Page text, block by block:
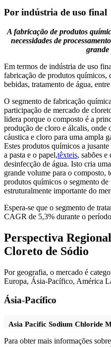
Por indústria de uso final
A fabricação de produtos
necessidades de
grande
Em termos de indústria de uso
fabricação de produtos químicos,
bebidas, tratamento de água,
O segmento de fabricação
participação de mercado de
lidera porque o composto é a
produção de cloro e álcalis, onde
cáustica e cloro para uma ampla
Estes produtos químicos a
a pasta e o papel,têxteis, sabões e
desinfecção de água. Isto cria
grande volume para o composto,
produtos químicos o segmento
estruturalmente importante do
Espera-se que o segmento de
CAGR de 5,3% durante o
Perspectiva
Cloreto de Sódio
Por geografia, o mercado é
Europa, Ásia-Pacífico, América
Ásia-Pacífico
Asia Pacific Sodium Chloride
Para obter mais informações